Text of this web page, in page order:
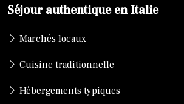
Séjour authentique en Italie
Marchés locaux
Cuisine traditionnelle
Hébergements typiques